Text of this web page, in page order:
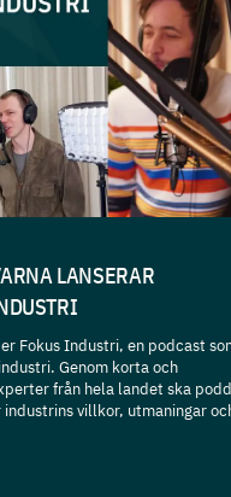
LANSERAR
Fokus Industri, en podcast
Genom korta och
från hela landet ska
villkor, utmaningar